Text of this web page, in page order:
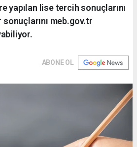
yapılan lise tercih sonuçlarını
sonuçlarını meb.gov.tr
ABONE OL